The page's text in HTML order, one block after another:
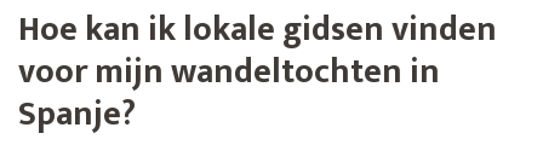
Hoe kan ik lokale gidsen vinden
voor mijn wandeltochten in
Spanje?